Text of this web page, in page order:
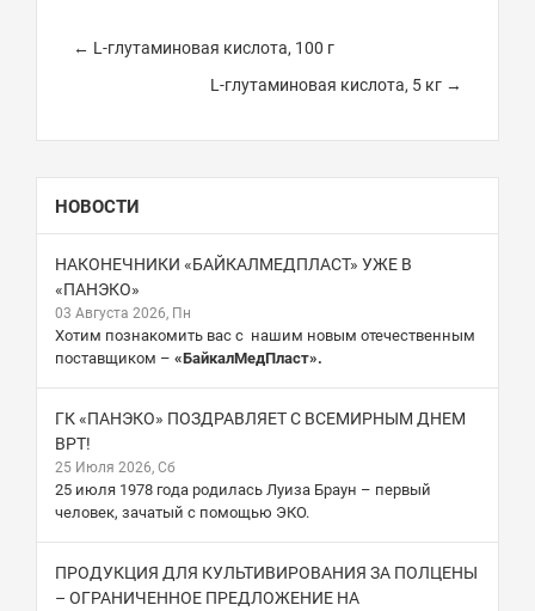
← L-глутаминовая кислота, 100 г
L-глутаминовая кислота, 5 кг →
НОВОСТИ
НАКОНЕЧНИКИ «БАЙКАЛМЕДПЛАСТ» УЖЕ В
«ПАНЭКО»
03 Августа 2026, Пн
Хотим познакомить вас с нашим новым отечественным
поставщиком – «БайкалМедПласт».
ГК «ПАНЭКО» ПОЗДРАВЛЯЕТ С ВСЕМИРНЫМ ДНЕМ
ВРТ!
25 Июля 2026, Сб
25 июля 1978 года родилась Луиза Браун – первый
человек, зачатый с помощью ЭКО.
ПРОДУКЦИЯ ДЛЯ КУЛЬТИВИРОВАНИЯ ЗА ПОЛЦЕНЫ
– ОГРАНИЧЕННОЕ ПРЕДЛОЖЕНИЕ НА